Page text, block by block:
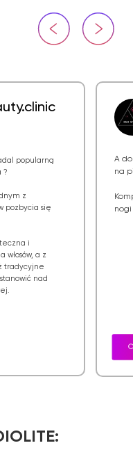
A
na
nogi
popularną
?
z
pozbycia się
i
włosów, a z
tradycyjne
nad